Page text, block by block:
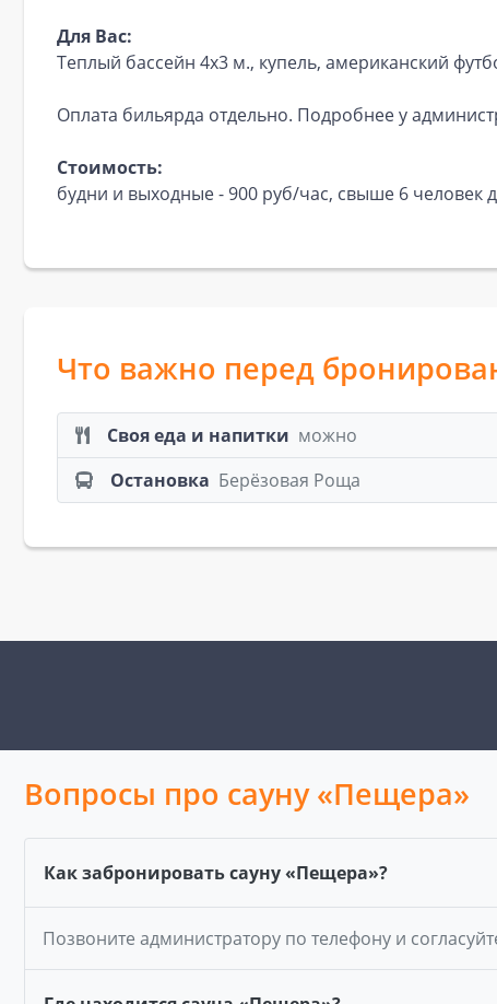
Для Вас:
Теплый бассейн 4x3 м., купель, американский
Оплата бильярда отдельно. Подробнее у
Стоимость:
будни и выходные - 900 руб/час, свыше 6 человек
Что важно перед
Своя еда и напитки можно
Остановка Берёзовая Роща
Вопросы про сауну «Пещера»
Как забронировать сауну «Пещера»?
Позвоните администратору по телефону и